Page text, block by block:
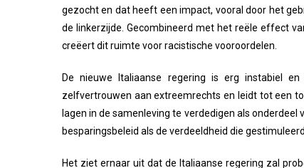
gezocht en dat heeft een impact, vooral door het
de linkerzijde. Gecombineerd met het reële effect
creëert dit ruimte voor racistische vooroordelen.
De nieuwe Italiaanse regering is erg instabiel
zelfvertrouwen aan extreemrechts en leidt tot een
lagen in de samenleving te verdedigen als
besparingsbeleid als de verdeeldheid die
Het ziet ernaar uit dat de Italiaanse regering zal